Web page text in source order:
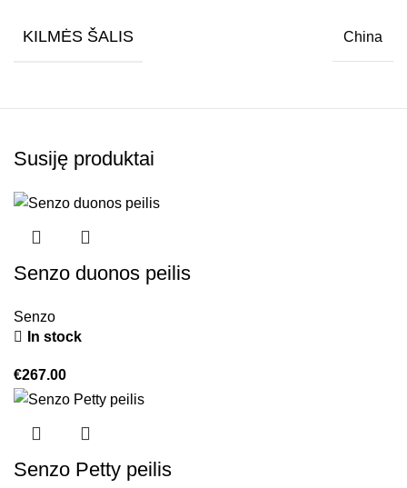
KILMĖS ŠALIS China
Susiję produktai
Senzo duonos peilis
Senzo
In stock
€267.00
Senzo Petty peilis